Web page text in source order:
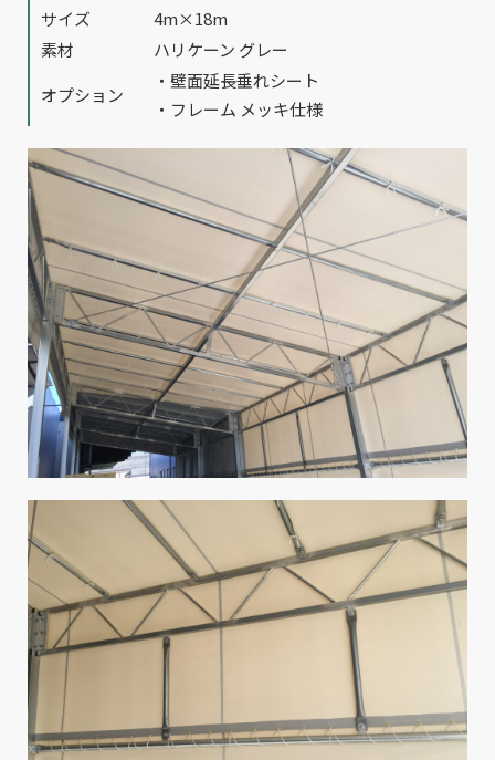
サイズ
4m×18m
素材
ハリケーン グレー
オプション
・壁面延長垂れシート
・フレーム メッキ仕様